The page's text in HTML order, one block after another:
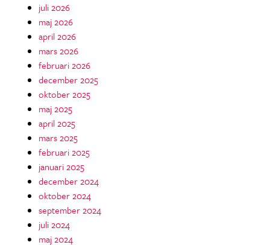
juli 2026
maj 2026
april 2026
mars 2026
februari 2026
december 2025
oktober 2025
maj 2025
april 2025
mars 2025
februari 2025
januari 2025
december 2024
oktober 2024
september 2024
juli 2024
maj 2024